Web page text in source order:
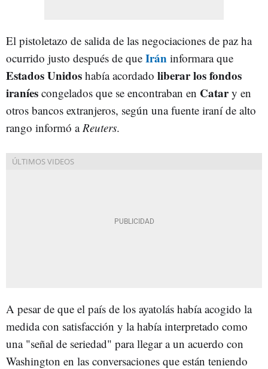
El pistoletazo de salida de las negociaciones de paz ha
ocurrido justo después de que Irán informara que
Estados Unidos había acordado liberar los fondos
iraníes congelados que se encontraban en Catary en
otros bancos extranjeros, según una fuente iraní de alto
rango informó a Reuters.
A pesar de que el país de los ayatolás había acogido la
medida con satisfacción y la había interpretado como
una "señal de seriedad" para llegar a un acuerdo con
Washington en las conversaciones que están teniendo